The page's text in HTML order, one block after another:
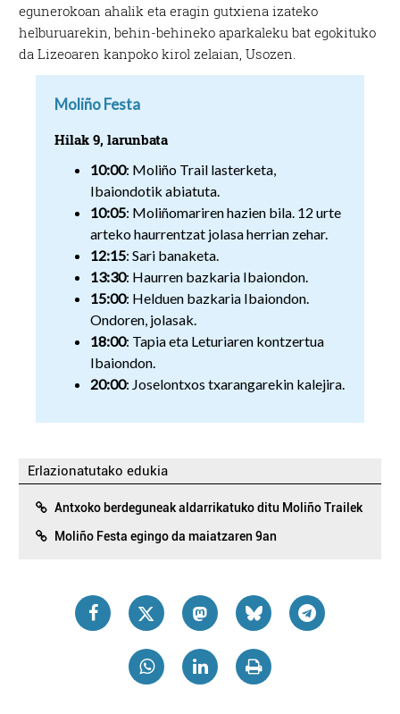
egunerokoan ahalik eta eragin gutxiena izateko
helburuarekin, behin-behineko aparkaleku bat egokituko
da Lizeoaren kanpoko kirol zelaian, Usozen.
Moliño Festa
Hilak 9, larunbata
10:00: Moliño Trail lasterketa,
Ibaiondotik abiatuta.
10:05: Moliñomariren hazien bila. 12 urte
arteko haurrentzat jolasa herrian zehar.
12:15: Sari banaketa.
13:30: Haurren bazkaria Ibaiondon.
15:00: Helduen bazkaria Ibaiondon.
Ondoren, jolasak.
18:00: Tapia eta Leturiaren kontzertua
Ibaiondon.
20:00: Joselontxos txarangarekin kalejira.
Erlazionatutako edukia
Antxoko berdeguneak aldarrikatuko ditu Moliño Trailek
Moliño Festa egingo da maiatzaren 9an